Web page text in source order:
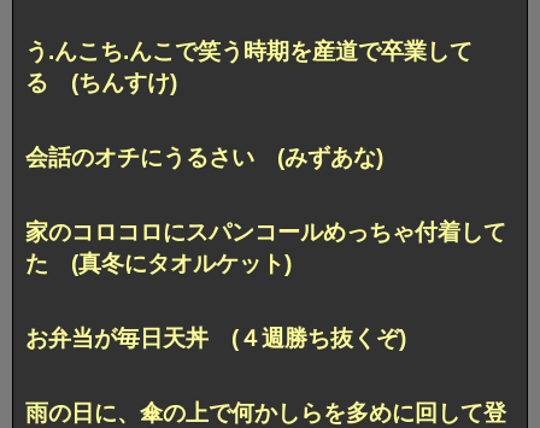
う.んこち.んこで笑う時期を産道で卒業して
る (ちんすけ)
会話のオチにうるさい (みずあな)
家のコロコロにスパンコールめっちゃ付着して
た (真冬にタオルケット)
お弁当が毎日天丼 (４週勝ち抜くぞ)
雨の日に、傘の上で何かしらを多めに回して登